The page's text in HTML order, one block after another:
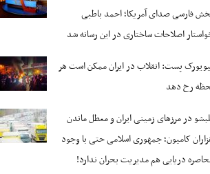
فارسی صدای آمریکا؛ احمد باطبی
اصلاحات ساختاری در این رسانه شد
پست: انقلاب در ایران ممکن است هر
رخ دهد
در مرزهای زمینی ایران و معطل ماندن
کامیون؛ جمهوری اسلامی حتی با وجود
دریایی هم مدیریت بحران ندارد!